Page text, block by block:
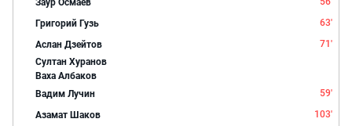
Григорий Гузь
63'
Аслан Дзейтов
71'
Султан Хуранов
Ваха Албаков
Вадим Лучин
59'
Азамат Шаков
103'